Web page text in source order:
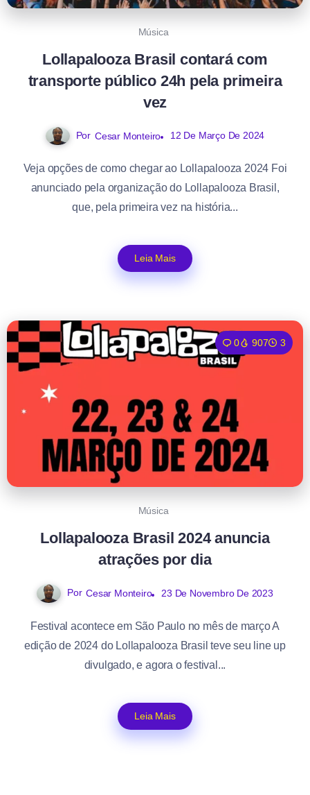
Música
Lollapalooza Brasil contará com
transporte público 24h pela primeira
vez
Por Cesar Monteiro 12 De Março De 2024
Veja opções de como chegar ao Lollapalooza 2024 Foi
anunciado pela organização do Lollapalooza Brasil,
que, pela primeira vez na história...
Leia Mais
0 907 3
Música
Lollapalooza Brasil 2024 anuncia
atrações por dia
Por Cesar Monteiro 23 De Novembro De 2023
Festival acontece em São Paulo no mês de março A
edição de 2024 do Lollapalooza Brasil teve seu line up
divulgado, e agora o festival...
Leia Mais